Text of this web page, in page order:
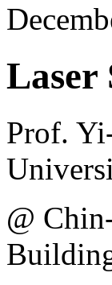
Laser
Prof.
@